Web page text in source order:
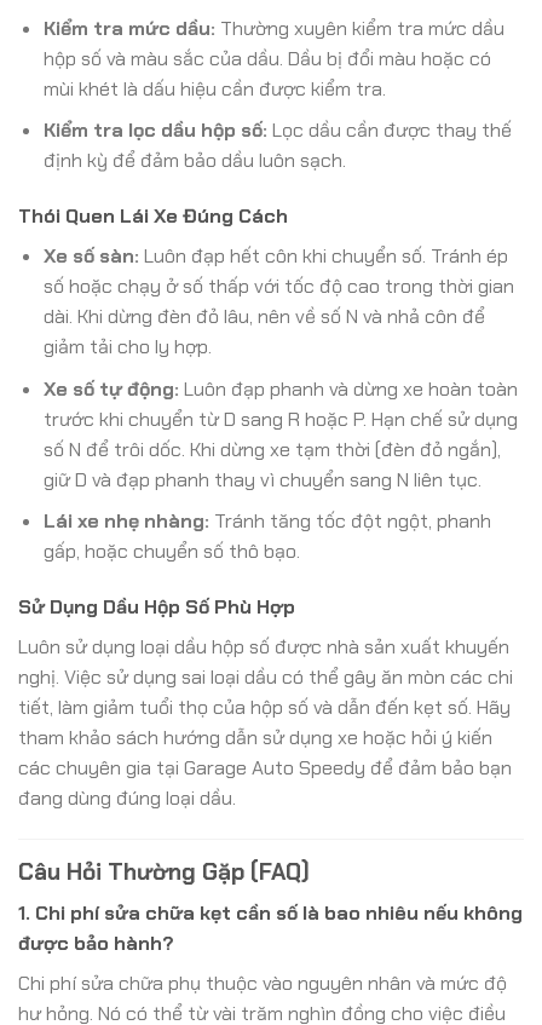
Kiểm tra mức dầu: Thường xuyên kiểm tra mức dầu
hộp số và màu sắc của dầu. Dầu bị đổi màu hoặc có
mùi khét là dấu hiệu cần được kiểm tra.
Kiểm tra lọc dầu hộp số: Lọc dầu cần được thay thế
định kỳ để đảm bảo dầu luôn sạch.
Thói Quen Lái Xe Đúng Cách
Xe số sàn: Luôn đạp hết côn khi chuyển số. Tránh ép
số hoặc chạy ở số thấp với tốc độ cao trong thời gian
dài. Khi dừng đèn đỏ lâu, nên về số N và nhả côn để
giảm tải cho ly hợp.
Xe số tự động: Luôn đạp phanh và dừng xe hoàn toàn
trước khi chuyển từ D sang R hoặc P. Hạn chế sử dụng
số N để trôi dốc. Khi dừng xe tạm thời (đèn đỏ ngắn),
giữ D và đạp phanh thay vì chuyển sang N liên tục.
Lái xe nhẹ nhàng: Tránh tăng tốc đột ngột, phanh
gấp, hoặc chuyển số thô bạo.
Sử Dụng Dầu Hộp Số Phù Hợp
Luôn sử dụng loại dầu hộp số được nhà sản xuất khuyến
nghị. Việc sử dụng sai loại dầu có thể gây ăn mòn các chi
tiết, làm giảm tuổi thọ của hộp số và dẫn đến kẹt số. Hãy
tham khảo sách hướng dẫn sử dụng xe hoặc hỏi ý kiến
các chuyên gia tại Garage Auto Speedy để đảm bảo bạn
đang dùng đúng loại dầu.
Câu Hỏi Thường Gặp (FAQ)
1. Chi phí sửa chữa kẹt cần số là bao nhiêu nếu không
được bảo hành?
Chi phí sửa chữa phụ thuộc vào nguyên nhân và mức độ
hư hỏng. Nó có thể từ vài trăm nghìn đồng cho việc điều